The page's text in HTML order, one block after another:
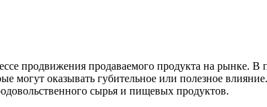
продвижения продаваемого продукта на рынке. В
могут оказывать губительное или полезное
сырья и пищевых продуктов.